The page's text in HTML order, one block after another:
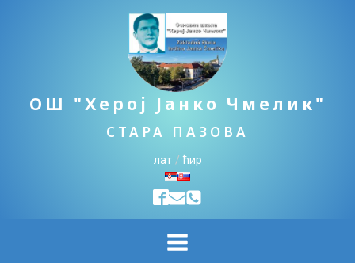
ОШ "Херој Јанко Чмелик"
СТАРА ПАЗОВА
лат/ћир